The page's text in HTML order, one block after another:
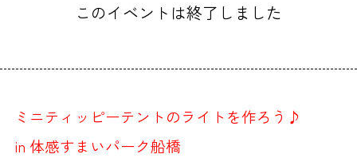
このイベントは終了しました
ミニティッピーテントのライトを作ろう♪
in 体感すまいパーク船橋